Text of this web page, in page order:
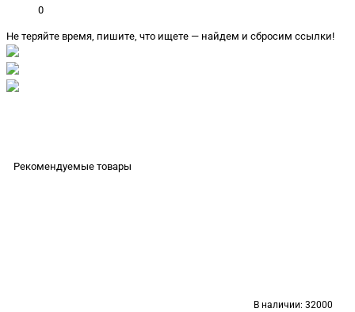
0
Не теряйте время, пишите, что ищете — найдем и сбросим ссылки!
Рекомендуемые товары
В наличии: 32000